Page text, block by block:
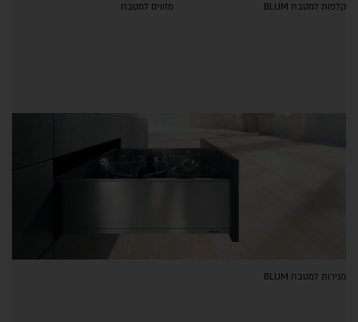
קלפות למטבח BLUM מזווים למטבח
מגירות למטבח BLUM